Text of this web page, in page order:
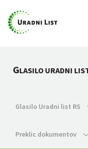
GLASILO URADNI
Glasilo Uradni list RS
Preklic dokumentov